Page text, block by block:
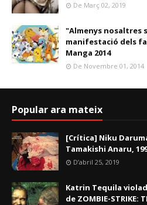
De Març 02, 2019
"Almenys nosaltres
manifestació dels
Manga 2014
De Novembre 01, 2014
Popular ara mateix
[Crítica] Niku
Tamakishi Anaru,
D’abril 25, 2019
Katrin Tequila
de ZOMBIE-STRIKE: